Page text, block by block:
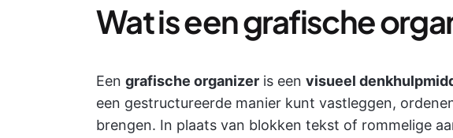
Wat is een grafische
Een grafische organizer is een visueel
een gestructureerde manier kunt vastleggen,
brengen. In plaats van blokken tekst of rommelige